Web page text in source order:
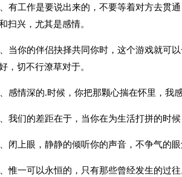
有工作是要说出来的，不要等着对方去贯
扫兴，尤其是感情。
当你的伴侣抉择共同你时，这个游戏就可
，切不行潦草对于。
感情深的.时候，你把那颗心揣在怀里，我
我们的差距在于，当你在为生活打拼的时候
闭上眼，静静的倾听你的声音，不争气的眼
惟一可以永恒的，只有那些曾经发生的过往